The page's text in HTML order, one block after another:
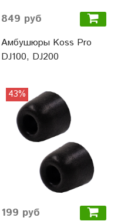
849 руб
Амбушюры Koss Pro
DJ100, DJ200
43%
199 руб